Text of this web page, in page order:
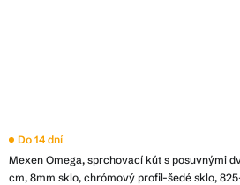
Mexen Omega, sprchovací kút s posuvnými
cm, 8mm sklo, chrómový profil-šedé sklo,
Do 14 dní